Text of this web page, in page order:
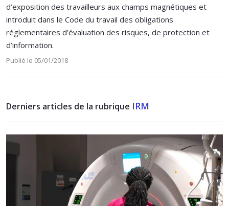
d’exposition des travailleurs aux champs magnétiques et
introduit dans le Code du travail des obligations
réglementaires d’évaluation des risques, de protection et
d’information.
Publié le 05/01/2018
Derniers articles de la rubrique IRM